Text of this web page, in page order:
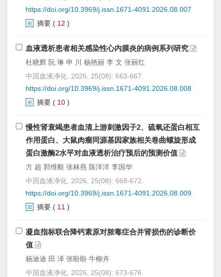
https://doi.org/10.3969/j.issn.1671-4091.2026.08.007
摘要 ( 12 )
血液透析患者相关感染性心内膜炎的病例系列研究
杜晓辉 阮 琳 申 川 杨艳丽 李 文 张丽红
中国血液净化. 2026, 25(08): 663-667.
https://doi.org/10.3969/j.issn.1671-4091.2026.08.008
摘要 ( 10 )
慢性肾衰竭患者血清上游刺激因子2、硫氧还蛋白相互
作用蛋白、大鼠肉瘤同源基因家族相关卷曲螺旋形成
蛋白激酶2水平对血液透析治疗预后的预测价值
方 超 郭维毅 张林燕 陈洋洋 李国华
中国血液净化. 2026, 25(08): 668-672.
https://doi.org/10.3969/j.issn.1671-4091.2026.08.009
摘要 ( 11 )
凝血指标联合降钙素原对脓毒症合并肾损伤的诊断价
值
杨迪迪 田 泽 张盼盼 牛柳卉
中国血液净化. 2026, 25(08): 673-676.